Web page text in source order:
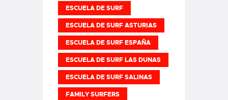
ESCUELA DE SURF
ESCUELA DE SURF ASTURIAS
ESCUELA DE SURF ESPAÑA
ESCUELA DE SURF LAS DUNAS
ESCUELA DE SURF SALINAS
FAMILY SURFERS